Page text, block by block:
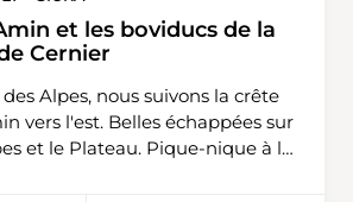
à Fankhaus (Trub) 879m,
Schlüchtli 1278m Napf
Chrüzbode 1155m et retour au
et les boviducs de la
Cernier
Alpes, nous suivons la crête
vers l'est. Belles échappées sur
et le Plateau. Pique-nique à la